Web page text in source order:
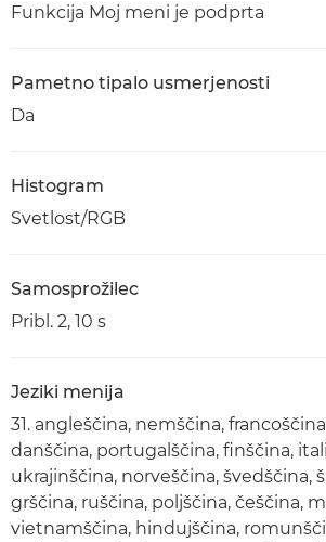
Funkcija Moj meni je podprta
Pametno tipalo usmerjenosti
Da
Histogram
Svetlost/RGB
Samosprožilec
Pribl. 2, 10 s
Jeziki menija
31. angleščina, nemščina,
danščina, portugalščina, finščina,
ukrajinščina, norveščina, švedščina,
grščina, ruščina, poljščina, češčina,
vietnamščina, hindujščina,